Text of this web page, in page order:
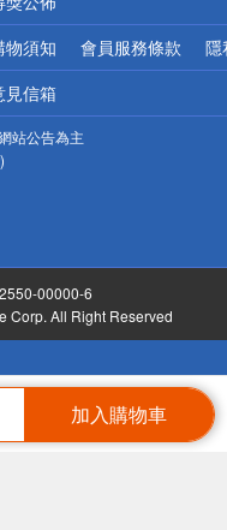
加入購物車
物須知 會員服務條款 隱
見信箱
站公告為主
00000-6
Corp. All Right Reserved